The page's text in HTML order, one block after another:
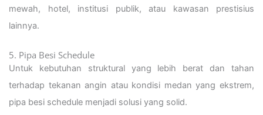
mewah, hotel, institusi publik, atau kawasan prestisius
lainnya.
5. Pipa Besi Schedule
Untuk kebutuhan struktural yang lebih berat dan tahan
terhadap tekanan angin atau kondisi medan yang ekstrem,
pipa besi schedule menjadi solusi yang solid.